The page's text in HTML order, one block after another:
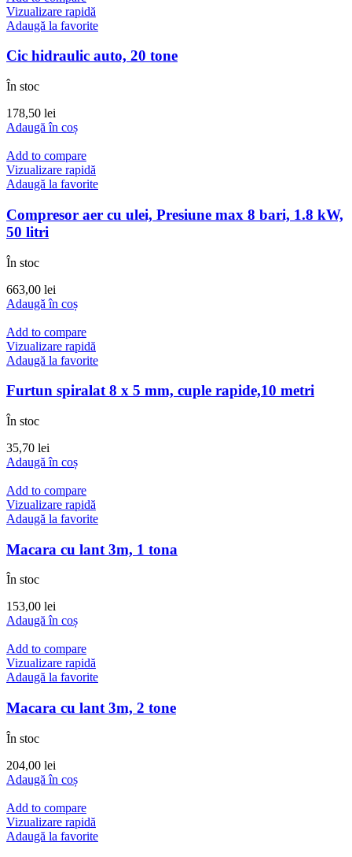
Vizualizare rapidă
Adaugă la favorite
Cic hidraulic auto, 20 tone
În stoc
178,50 lei
Adaugă în coș
Add to compare
Vizualizare rapidă
Adaugă la favorite
Compresor aer cu ulei, Presiune max 8 bari, 1.8 kW,
50 litri
În stoc
663,00 lei
Adaugă în coș
Add to compare
Vizualizare rapidă
Adaugă la favorite
Furtun spiralat 8 x 5 mm, cuple rapide,10 metri
În stoc
35,70 lei
Adaugă în coș
Add to compare
Vizualizare rapidă
Adaugă la favorite
Macara cu lant 3m, 1 tona
În stoc
153,00 lei
Adaugă în coș
Add to compare
Vizualizare rapidă
Adaugă la favorite
Macara cu lant 3m, 2 tone
În stoc
204,00 lei
Adaugă în coș
Add to compare
Vizualizare rapidă
Adaugă la favorite